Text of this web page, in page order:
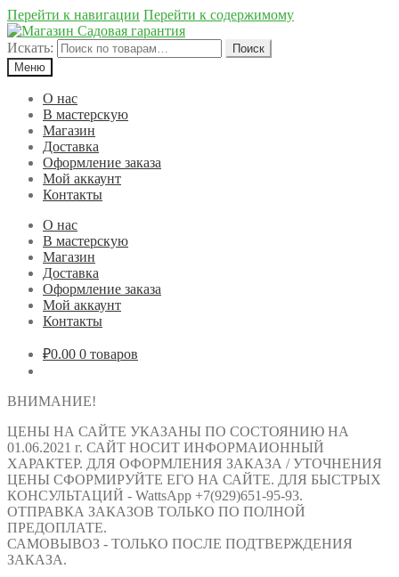
Перейти к навигации Перейти к содержимому
Искать:
Поиск
Меню
О нас
В мастерскую
Магазин
Доставка
Оформление заказа
Мой аккаунт
Контакты
О нас
В мастерскую
Магазин
Доставка
Оформление заказа
Мой аккаунт
Контакты
₽0.00 0 товаров
ВНИМАНИЕ!
ЦЕНЫ НА САЙТЕ УКАЗАНЫ ПО СОСТОЯНИЮ НА
01.06.2021 г. САЙТ НОСИТ ИНФОРМАИОННЫЙ
ХАРАКТЕР. ДЛЯ ОФОРМЛЕНИЯ ЗАКАЗА / УТОЧНЕНИЯ
ЦЕНЫ СФОРМИРУЙТЕ ЕГО НА САЙТЕ. ДЛЯ БЫСТРЫХ
КОНСУЛЬТАЦИЙ - WattsApp +7(929)651-95-93.
ОТПРАВКА ЗАКАЗОВ ТОЛЬКО ПО ПОЛНОЙ
ПРЕДОПЛАТЕ.
САМОВЫВОЗ - ТОЛЬКО ПОСЛЕ ПОДТВЕРЖДЕНИЯ
ЗАКАЗА.